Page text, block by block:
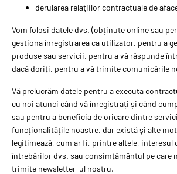
derularea relațiilor contractuale de
Vom folosi datele dvs. (obținute online sau
gestiona înregistrarea ca utilizator, pentru a
produse sau servicii, pentru a vă răspunde
dacă doriți, pentru a vă trimite comunicările
Vă prelucrăm datele pentru a executa
cu noi atunci când vă înregistrați și când
sau pentru a beneficia de oricare dintre
funcționalitățile noastre, dar există și alte
legitimează, cum ar fi, printre altele, interesul
întrebărilor dvs. sau consimțământul pe care
trimite newsletter-ul nostru.